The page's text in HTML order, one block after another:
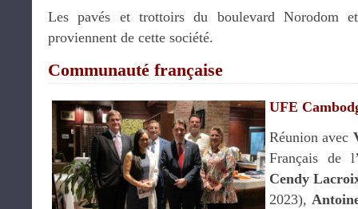
Les pavés et trottoirs du boulevard Norodom
proviennent de cette société.
Communauté française
UFE
Réunion avec
Français de
Cendy
2023),